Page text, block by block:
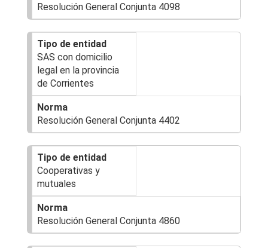
Resolución General Conjunta 4098
SAS con domicilio
legal en la provincia
de Corrientes
Resolución General Conjunta 4402
Cooperativas y
mutuales
Resolución General Conjunta 4860